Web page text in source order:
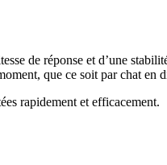
de réponse et d’une
que ce soit par chat en
rapidement et efficacement.